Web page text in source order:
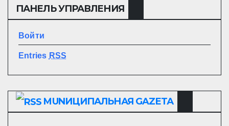
ПАНЕЛЬ УПРАВЛЕНИЯ
Войти
Entries RSS
MUNИЦИПАЛЬНАЯ GAZЕТА